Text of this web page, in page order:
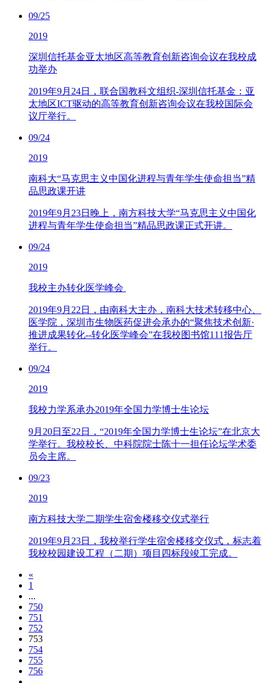
09/25
2019
深圳信托基金亚太地区高等教育创新咨询会议在我校成
功举办
2019年9月24日，联合国教科文组织-深圳信托基金：亚
太地区ICT驱动的高等教育创新咨询会议在我校国际会
议厅举行。
09/24
2019
南科大“马克思主义中国化进程与青年学生使命担当”精
品思政课开讲
2019年9月23日晚上，南方科技大学“马克思主义中国化
进程与青年学生使命担当”精品思政课正式开讲。
09/24
2019
​我校主办转化医学峰会
2019年9月22日，由南科大主办，南科大技术转移中心、
医学院，深圳市生物医药促进会承办的“聚焦技术创新·
推进成果转化--转化医学峰会”在我校图书馆111报告厅
举行。
09/24
2019
我校力学系承办2019年全国力学博士生论坛
9月20日至22日，“2019年全国力学博士生论坛”在北京大
学举行。我校校长、中科院院士陈十一担任论坛学术委
员会主席。
09/23
2019
南方科技大学二期学生宿舍楼移交仪式举行
2019年9月23日，我校举行学生宿舍楼移交仪式，标志着
我校校园建设工程（二期）项目四标段竣工完成。
«
1
...
750
751
752
753
754
755
756